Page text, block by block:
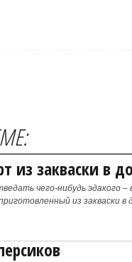
из закваски в
чего-нибудь эдакого
из закваски в